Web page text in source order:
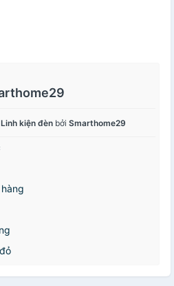
Linh kiện đèn bởi Smarthome29